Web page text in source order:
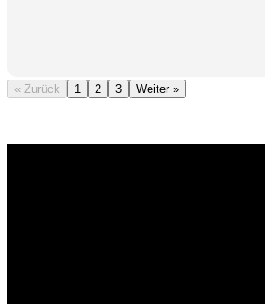
« Zurück 1 2 3 Weiter »